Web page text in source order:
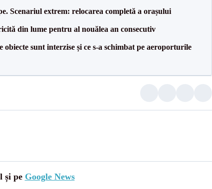
Scenariul extrem: relocarea completă a orașului
din lume pentru al nouălea an consecutiv
obiecte sunt interzise și ce s-a schimbat pe aeroporturile
și pe Google News